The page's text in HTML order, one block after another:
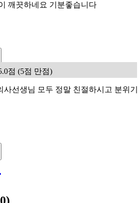
깨끗하네요 기분좋습니다
점 (5점 만점)
사선생님 모두 정말 친절하시고 분위기